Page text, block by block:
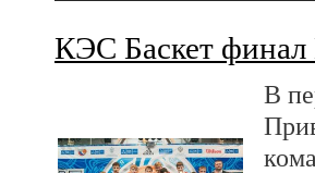
КЭС Баскет
В